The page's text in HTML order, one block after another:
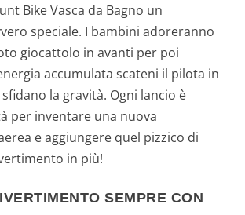
Bike Vasca da Bagno un
speciale. I bambini adoreranno
giocattolo in avanti per poi
accumulata scateni il pilota in
la gravità. Ogni lancio è
per inventare una nuova
e aggiungere quel pizzico di
in più!
SEMPRE CON